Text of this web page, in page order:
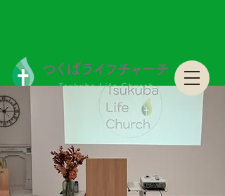
つくばライフチャーチ Tsukuba Life Church
つくばライフチャーチ Tsukuba Life Church